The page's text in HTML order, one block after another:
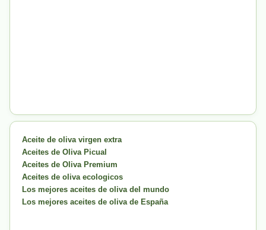
Aceite de oliva virgen extra
Aceites de Oliva Picual
Aceites de Oliva Premium
Aceites de oliva ecologicos
Los mejores aceites de oliva del mundo
Los mejores aceites de oliva de España